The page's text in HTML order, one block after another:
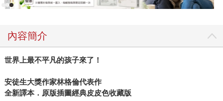
內容簡介
世界上最不平凡的孩子來了！
安徒生大獎作家林格倫代表作
全新譯本．原版插圖經典皮皮色收藏版